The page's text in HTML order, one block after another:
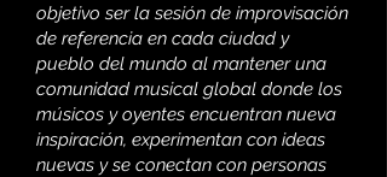
objetivo ser la sesión de improvisación
de referencia en cada ciudad y
pueblo del mundo al mantener una
comunidad musical global donde los
músicos y oyentes encuentran nueva
inspiración, experimentan con ideas
nuevas y se conectan con personas